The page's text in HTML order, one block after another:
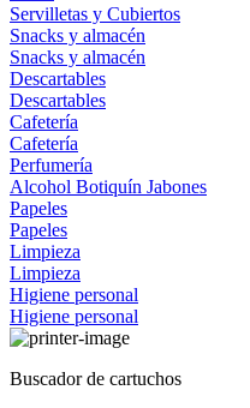
Servilletas y Cubiertos
Snacks y almacén
Snacks y almacén
Descartables
Descartables
Cafetería
Cafetería
Perfumería
Alcohol Botiquín Jabones
Papeles
Papeles
Limpieza
Limpieza
Higiene personal
Higiene personal
Buscador de cartuchos